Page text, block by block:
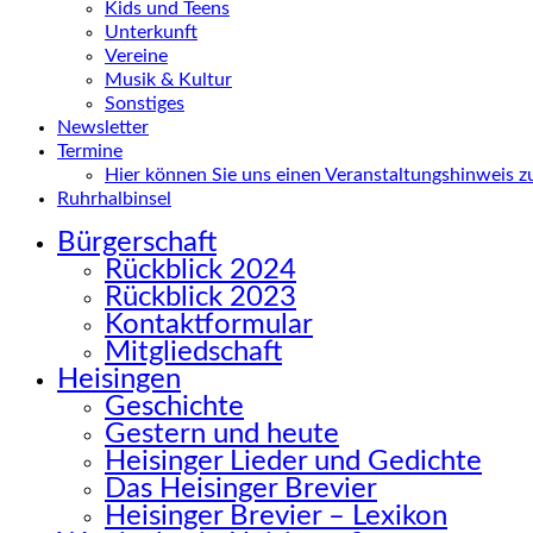
Kids und Teens
Unterkunft
Vereine
Musik & Kultur
Sonstiges
Newsletter
Termine
Hier können Sie uns einen Veranstaltungshinweis
Ruhrhalbinsel
Bürgerschaft
Rückblick 2024
Rückblick 2023
Kontaktformular
Mitgliedschaft
Heisingen
Geschichte
Gestern und heute
Heisinger Lieder und Gedichte
Das Heisinger Brevier
Heisinger Brevier – Lexikon